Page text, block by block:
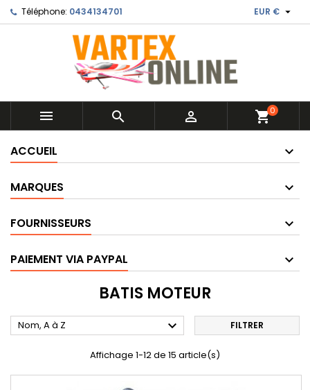
Téléphone: 0434134701 EUR € 
   shopping_cart0
ACCUEIL
MARQUES
FOURNISSEURS
PAIEMENT VIA PAYPAL
BATIS MOTEUR
Nom, A à Z  FILTRER
Affichage 1-12 de 15 article(s)